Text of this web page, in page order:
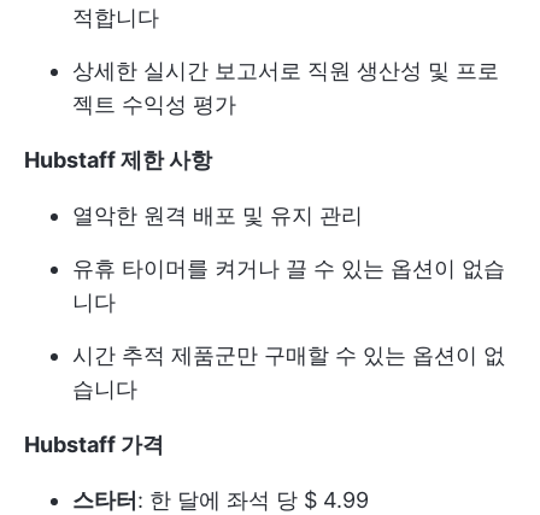
적합니다
상세한 실시간 보고서로 직원 생산성 및 프로
젝트 수익성 평가
Hubstaff 제한 사항
열악한 원격 배포 및 유지 관리
유휴 타이머를 켜거나 끌 수 있는 옵션이 없습
니다
시간 추적 제품군만 구매할 수 있는 옵션이 없
습니다
Hubstaff 가격
스타터 : 한 달에 좌석 당 $ 4.99